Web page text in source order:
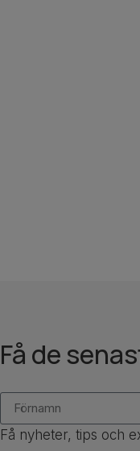
Få de
Få nyheter, tips och